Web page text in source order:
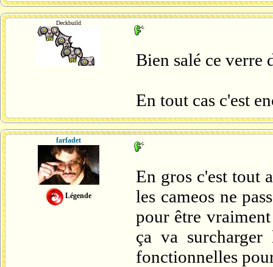
Deckbuild
Bien salé ce verre
En tout cas c'est
farfadet
Légende
En gros c'est tout
les cameos ne
pour être
ça va
fonctionnelles